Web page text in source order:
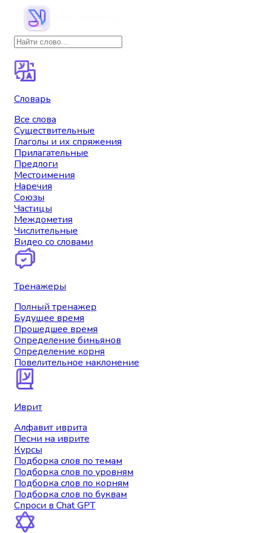
Словарь
Все слова
Существительные
Глаголы и их спряжения
Прилагательные
Предлоги
Местоимения
Наречия
Союзы
Частицы
Междометия
Числительные
Видео со словами
Тренажеры
Полный тренажер
Будущее время
Прошедшее время
Определение биньянов
Определение корня
Повелительное наклонение
Иврит
Алфавит иврита
Песни на иврите
Курсы
Подборка слов по темам
Подборка слов по уровням
Подборка слов по корням
Подборка слов по буквам
Спроси в Chat GPT